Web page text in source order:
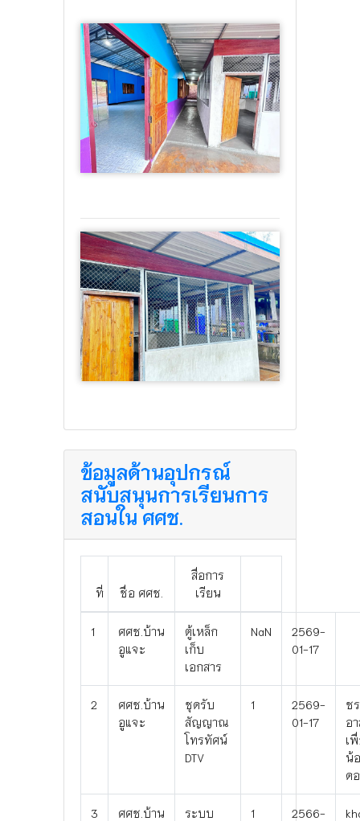
ข้อมูลด้านอุปกรณ์
สนับสนุนการเรียนการ
สอนใน ศศช.
ที่ ชื่อ ศศช.
สื่อการ
เรียน
1
ศศช.บ้าน
อูแจะ
ตู้เหล็ก
เก็บ
เอกสาร
NaN
2569-
01-17
2
ศศช.บ้าน
อูแจะ
ชุดรับ
สัญญาณ
โทรทัศน์
DTV
1
2569-
01-17
ช
อ
เ
น้
ด
3
ศศช.บ้าน
ระบบ
1
2566-